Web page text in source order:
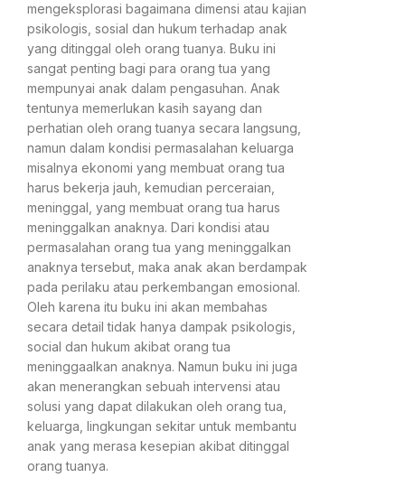
mengeksplorasi bagaimana dimensi atau kajian
psikologis, sosial dan hukum terhadap anak
yang ditinggal oleh orang tuanya. Buku ini
sangat penting bagi para orang tua yang
mempunyai anak dalam pengasuhan. Anak
tentunya memerlukan kasih sayang dan
perhatian oleh orang tuanya secara langsung,
namun dalam kondisi permasalahan keluarga
misalnya ekonomi yang membuat orang tua
harus bekerja jauh, kemudian perceraian,
meninggal, yang membuat orang tua harus
meninggalkan anaknya. Dari kondisi atau
permasalahan orang tua yang meninggalkan
anaknya tersebut, maka anak akan berdampak
pada perilaku atau perkembangan emosional.
Oleh karena itu buku ini akan membahas
secara detail tidak hanya dampak psikologis,
social dan hukum akibat orang tua
meninggaalkan anaknya. Namun buku ini juga
akan menerangkan sebuah intervensi atau
solusi yang dapat dilakukan oleh orang tua,
keluarga, lingkungan sekitar untuk membantu
anak yang merasa kesepian akibat ditinggal
orang tuanya.